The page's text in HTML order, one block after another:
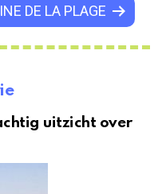
DE LA PLAGE
uitzicht over